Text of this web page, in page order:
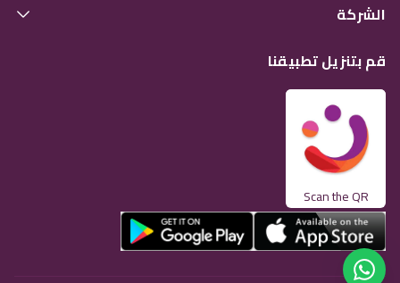
الشركة
قم بتنزيل تطبيقنا
Scan the QR